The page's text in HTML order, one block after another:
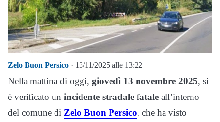
Zelo Buon Persico · 13/11/2025 alle 13:22
Nella mattina di oggi, giovedì 13 novembre 2025, si
è verificato un incidente stradale fatale all’interno
del comune di Zelo Buon Persico, che ha visto